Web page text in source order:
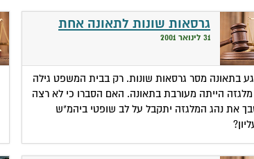
גרסאות שונות לתאונה אחת
31 לינואר 2001
בתאונה מסר גרסאות שונות. רק בבית המשפט גילה
מלגזה הייתה מעורבת בתאונה. האם הסברו כי לא רצה
את נהג המלגזה יתקבל על לב שופטי ביהמ"ש